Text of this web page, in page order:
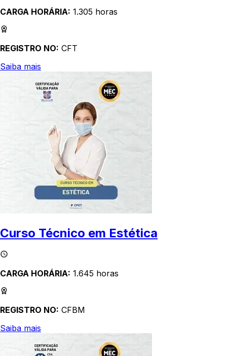
CARGA HORÁRIA: 1.305 horas
REGISTRO NO: CFT
Saiba mais
Curso Técnico em Estética
CARGA HORÁRIA: 1.645 horas
REGISTRO NO: CFBM
Saiba mais